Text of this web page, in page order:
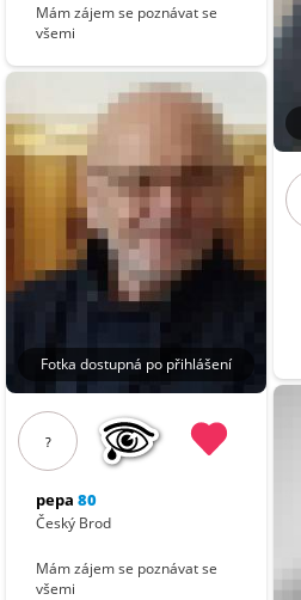
Mám zájem se poznávat se
všemi
Fotka dostupná po přihlášení
?
pepa 80
Český Brod
Mám zájem se poznávat se
všemi